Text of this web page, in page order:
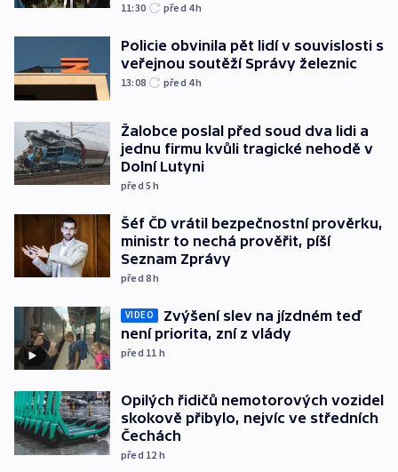
11:30 před 4h
Policie obvinila pět lidí v souvislosti s
veřejnou soutěží Správy železnic
13:08 před 4h
Žalobce poslal před soud dva lidi a
jednu firmu kvůli tragické nehodě v
Dolní Lutyni
před 5h
Šéf ČD vrátil bezpečnostní prověrku,
ministr to nechá prověřit, píší
Seznam Zprávy
před 8h
VIDEO
Zvýšení slev na jízdném teď
není priorita, zní z vlády
před 11 h
Opilých řidičů nemotorových vozidel
skokově přibylo, nejvíc ve středních
Čechách
před 12 h